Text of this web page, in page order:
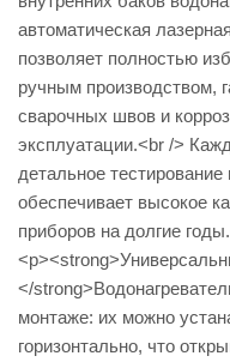
автоматическая
позволяет полностью
ручным производством,
сварочных швов и
эксплуатации.<br />
детальное
обеспечивает высокое
приборов на долгие
</
монтаже: их можно
горизонтально, что